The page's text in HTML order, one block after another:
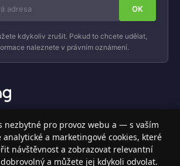
kdykoliv zrušit. Pokud to chcete udělat,
naleznete v právním oznámení.
s Apple produkty, příslušenstvím a
bezpečně a s jistotou.
nezbytné pro provoz webu a — s vaším
a marketingové cookies, které
návštěvnost a zobrazovat relevantní
a můžete jej kdykoli odvolat.